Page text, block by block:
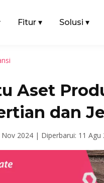
Fitur ▾ Solusi ▾
Aset
dan
2024 | Diperbarui: 11 Agu